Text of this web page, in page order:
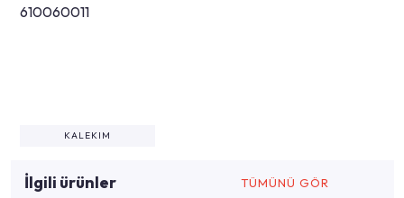
610060011
KALEKIM
İlgili ürünler TÜMÜNÜ GÖR